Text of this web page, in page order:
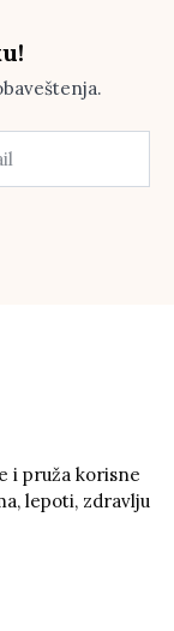
i pruža korisne
lepoti, zdravlju